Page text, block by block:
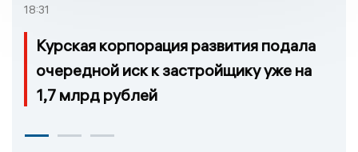
18:31
Курская корпорация развития подала
очередной иск к застройщику уже на
1,7 млрд рублей